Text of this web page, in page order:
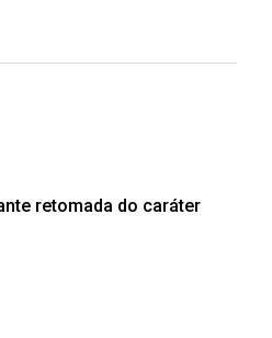
retomada do caráter